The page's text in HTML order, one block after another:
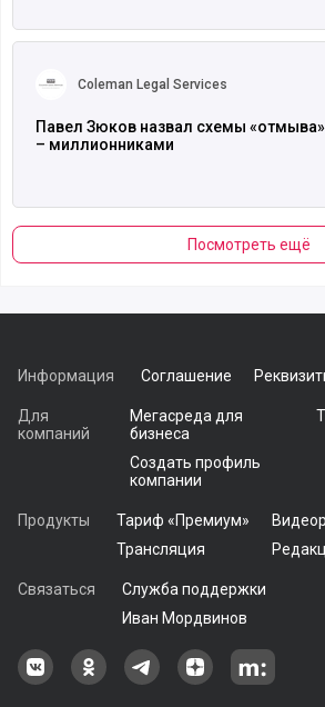
Coleman Legal Services
Павел Зюков назвал схемы
– миллионниками
Посмотреть ещё
Информация Соглашение
Для
компаний
Мегасреда для
бизнеса
Создать профиль
компании
Продукты Тариф «Премиум»
Трансляция
Связаться
Служба поддержки
Иван Мордвинов
Наша группа в ВКонтакте
Наша группа наНаша группа в Telegram
наш профиль
Наш